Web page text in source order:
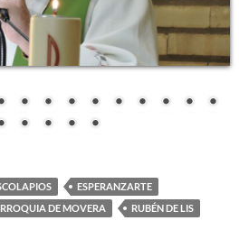
ESPERANZARTE
DE MOVERA RUBÉN DE LIS